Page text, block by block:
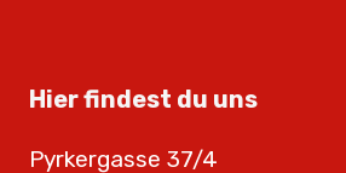
Hier findest du uns
Pyrkergasse 37/4